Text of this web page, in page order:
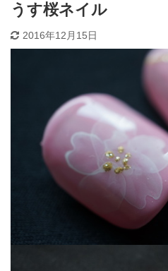
うす桜ネイル
2016年12月15日